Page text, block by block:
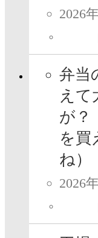
2026
弁当
えて
が？
を買
ね）
2026